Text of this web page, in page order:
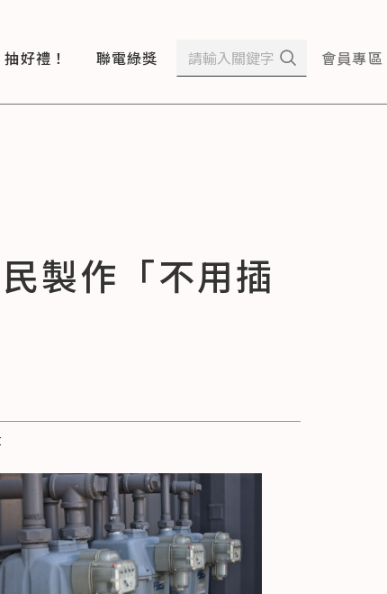
好禮！ 聯電綠獎 會員專區
製作「不用插